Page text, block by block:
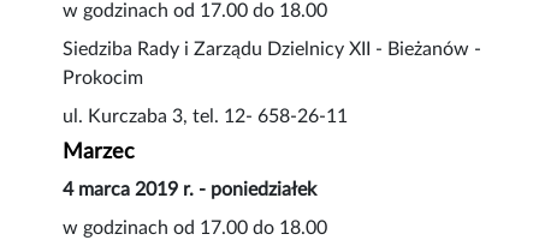
w godzinach od 17.00 do 18.00
Siedziba Rady i Zarządu Dzielnicy XII - Bieżanów -
Prokocim
ul. Kurczaba 3, tel. 12- 658-26-11
Marzec
4 marca 2019 r. - poniedziałek
w godzinach od 17.00 do 18.00